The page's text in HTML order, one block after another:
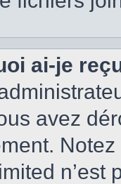
ai-je
avez
Notez
n’est